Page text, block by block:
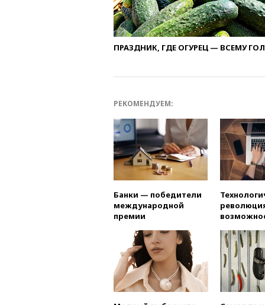
ПРАЗДНИК, ГДЕ ОГУРЕЦ — ВСЕМУ
РЕКОМЕНДУЕМ:
Банки — победители
международной
премии